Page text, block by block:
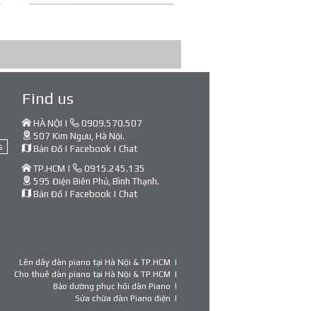
Find us
HÀ NỘI |
0909.570.507
507 Kim Ngưu, Hà Nội.
Bản Đồ | Facebook | Chat
TP.HCM |
0915.245.135
595 Điện Biên Phủ, Bình Thạnh.
Bản Đồ | Facebook | Chat
Lên dây đàn piano tại Hà Nội & TP.HCM
Cho thuê đàn piano tại Hà Nội & TP.HCM
Bảo dưỡng phục hồi đàn Piano
Sửa chữa đàn Piano điện